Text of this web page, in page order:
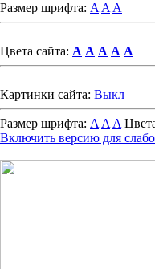
Размер шрифта: A A A
Цвета сайта: A A A A A
Картинки сайта: Выкл
Размер шрифта: A A A
Включить версию для